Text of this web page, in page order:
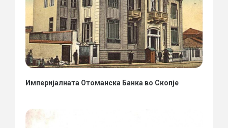
Империјалната Отоманска Банка во Скопје